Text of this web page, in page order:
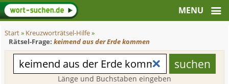
Start» Kreuzworträtsel-Hilfe»
Rätsel-Frage: keimend aus der Erde kommen
Länge und Buchstaben eingeben